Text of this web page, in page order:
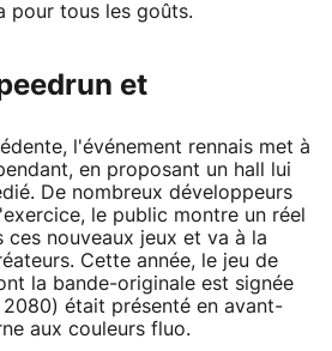
pour tous les goûts.
et
l'événement rennais met à
en proposant un hall lui
De nombreux développeurs
le public montre un réel
ces nouveaux jeux et va à la
Cette année, le jeu de
la bande-originale est signée
était présenté en avant-
aux couleurs fluo.